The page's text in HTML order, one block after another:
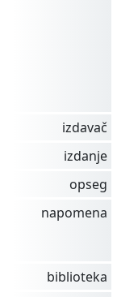
izdavač
izdanje
opseg
napomena
biblioteka